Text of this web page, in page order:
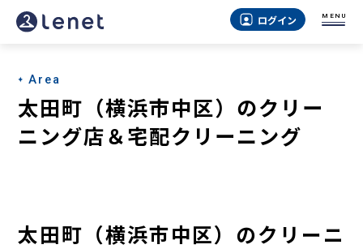
太
町
（横
浜
区）
ログイン MENU
Area
太田町（横浜市中区）のクリー
ニング店＆宅配クリーニング
太田町（横浜市中区）のクリーニ